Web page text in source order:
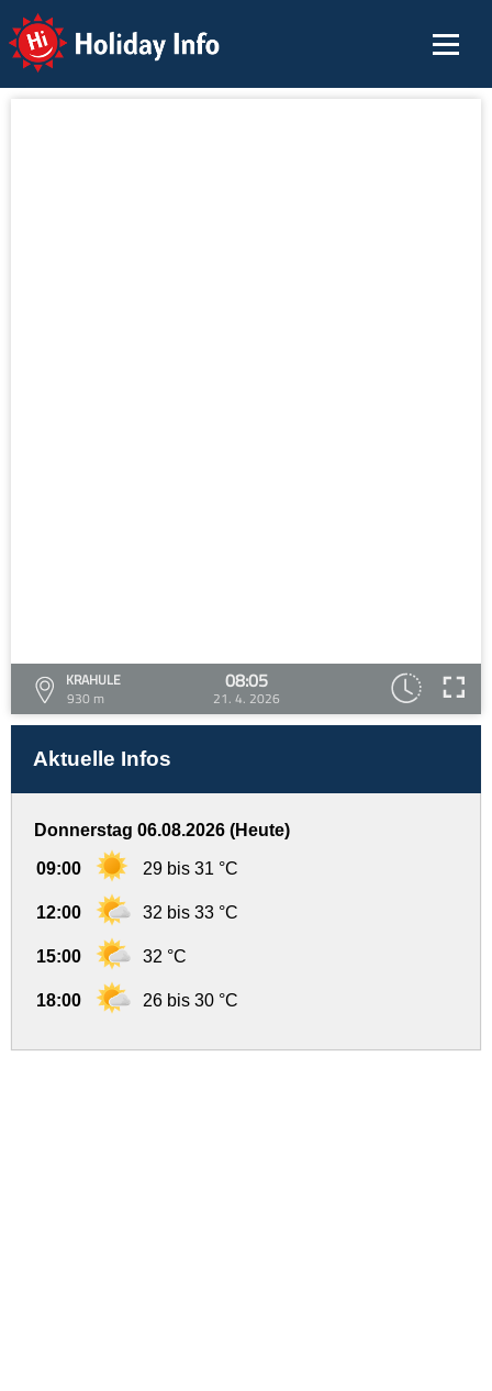
Holiday Info
KRAHULE
930 m
08:05
21. 4. 2026
Aktuelle Infos
Donnerstag 06.08.2026 (Heute)
09:00 29 bis 31 °C
12:00 32 bis 33 °C
15:00 32 °C
18:00 26 bis 30 °C